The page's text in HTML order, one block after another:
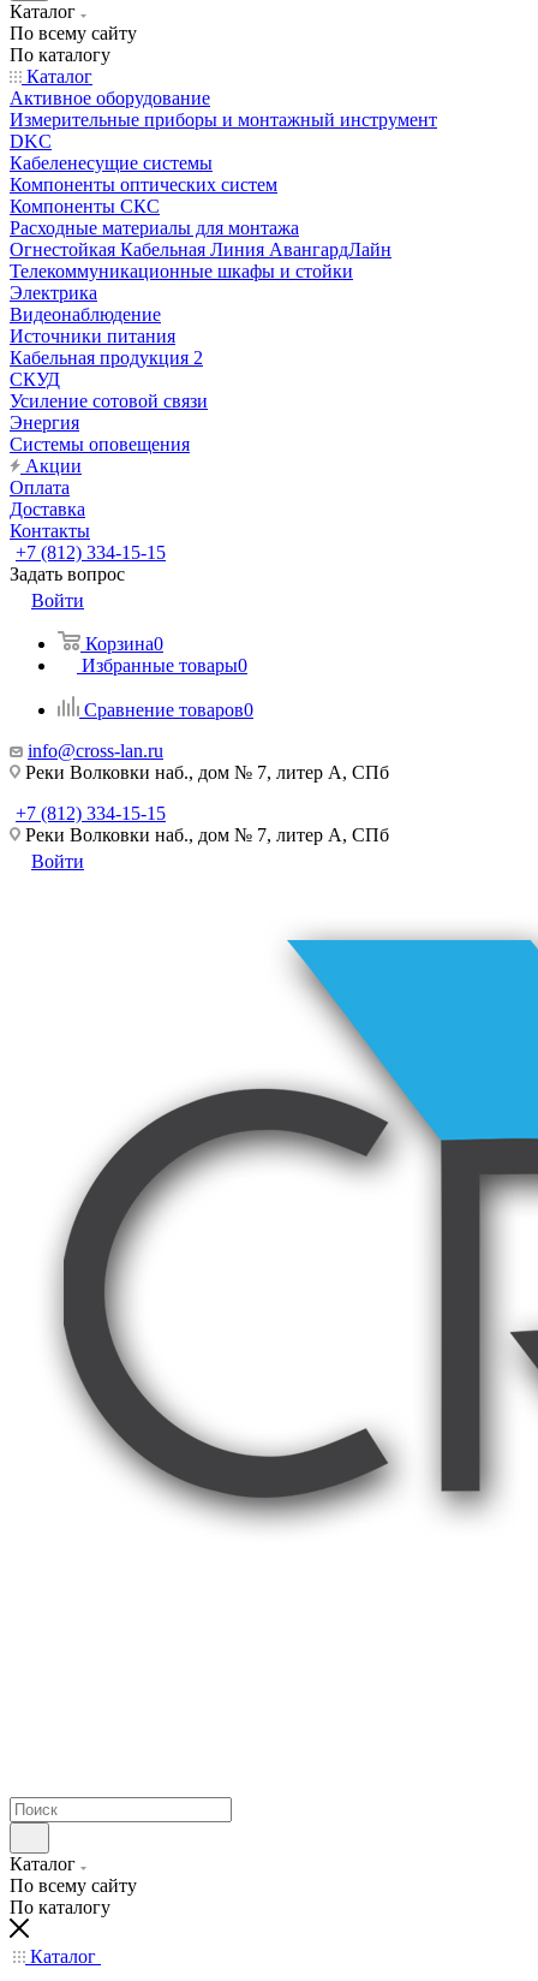
Каталог
По всему сайту
По каталогу
Каталог
Активное оборудование
Измерительные приборы и монтажный инструмент
DKC
Кабеленесущие системы
Компоненты оптических систем
Компоненты СКС
Расходные материалы для монтажа
Огнестойкая Кабельная Линия АвангардЛайн
Телекоммуникационные шкафы и стойки
Электрика
Видеонаблюдение
Источники питания
Кабельная продукция 2
СКУД
Усиление сотовой связи
Энергия
Системы оповещения
Акции
Оплата
Доставка
Контакты
+7 (812) 334-15-15
Задать вопрос
Войти
Корзина0
Избранные товары0
Сравнение товаров0
info@cross-lan.ru
Реки Волковки наб., дом № 7, литер А, СПб
+7 (812) 334-15-15
Реки Волковки наб., дом № 7, литер А, СПб
Войти
Каталог
По всему сайту
По каталогу
Каталог